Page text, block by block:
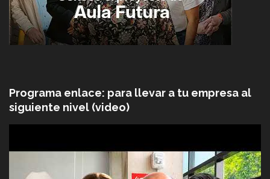
Programa enlace: para llevar a tu empresa al
siguiente nivel (video)